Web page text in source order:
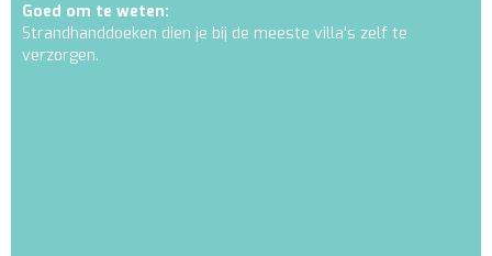
Goed om te weten:
Strandhanddoeken dien je bij de meeste villa's zelf te
verzorgen.